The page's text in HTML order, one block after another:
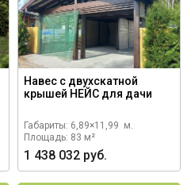
Навес с двухскатной
крышей НЕЙС для дачи
Габариты: 6,89×11,99 м.
Площадь: 83 м²
1 438 032 руб.